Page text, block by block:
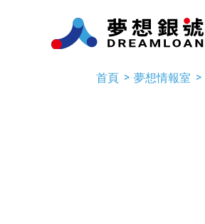
首頁 夢想情報室